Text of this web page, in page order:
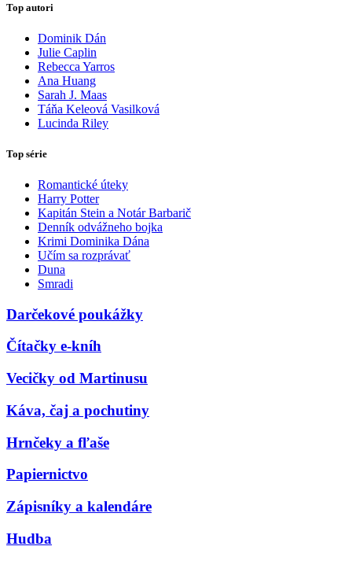
Top autori
Dominik Dán
Julie Caplin
Rebecca Yarros
Ana Huang
Sarah J. Maas
Táňa Keleová Vasilková
Lucinda Riley
Top série
Romantické úteky
Harry Potter
Kapitán Stein a Notár Barbarič
Denník odvážneho bojka
Krimi Dominika Dána
Učím sa rozprávať
Duna
Smradi
Darčekové poukážky
Čítačky e-kníh
Vecičky od Martinusu
Káva, čaj a pochutiny
Hrnčeky a fľaše
Papiernictvo
Zápisníky a kalendáre
Hudba